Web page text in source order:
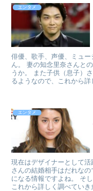
エンタメ
俳優、歌手、声優、ミュ
ん。 妻の知念里奈さんと
うか。 また子供（息子）
るようなので、これから
エンタメ
現在はデザイナーとして
さんの結婚相手はだれな
になる情報ですよね。 そ
これから詳しく調べていき